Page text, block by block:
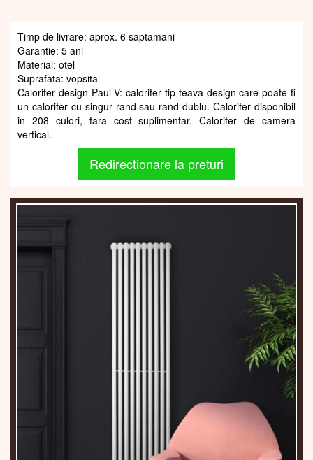
Timp de livrare: aprox. 6 saptamani
Garantie: 5 ani
Material: otel
Suprafata: vopsita
Calorifer design Paul V: calorifer tip teava design care poate fi
un calorifer cu singur rand sau rand dublu. Calorifer disponibil
in 208 culori, fara cost suplimentar. Calorifer de camera
vertical.
Redirectionare la preturi